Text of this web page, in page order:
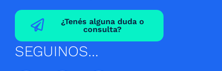
¿Tenés alguna duda o
consulta?
SEGUINOS...